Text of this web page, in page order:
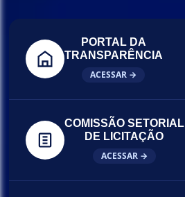
PORTAL DA
TRANSPARÊNCIA
ACESSAR →
COMISSÃO SETORIAL
DE LICITAÇÃO
ACESSAR →